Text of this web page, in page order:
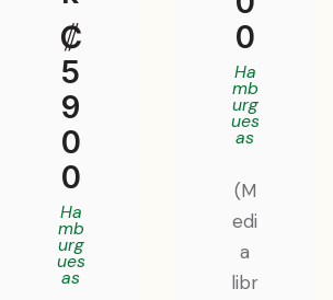
₡
5
9
0
0
Ha
mb
urg
ues
as
0
Ha
mb
urg
ues
as
(M
edi
a
libr